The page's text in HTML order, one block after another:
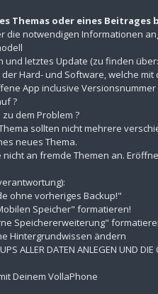
Themas oder eines
die notwendigen Informationen
und letztes Update (zu finden
Hard- und Software, welche mit
App inclusive
?
dem Problem ?
sollten nicht mehrere
neues Thema.
nicht an fremde Themen an.
ohne vorheriges Backup!"
Speicher" formatieren!
Speichererweiterung"
Hintergrundwissen ändern
ALLER DATEN ANLEGEN UND
Deinem VollaPhone